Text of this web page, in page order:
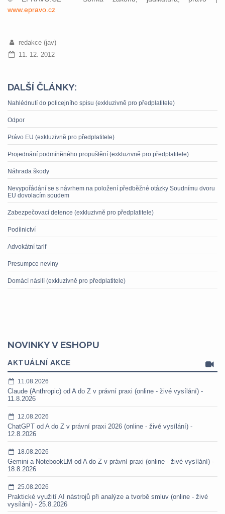
www.epravo.cz
redakce (jav)
11. 12. 2012
DALŠÍ ČLÁNKY:
Nahlédnutí do policejního spisu (exkluzivně pro předplatitele)
Odpor
Právo EU (exkluzivně pro předplatitele)
Projednání podmíněného propuštění (exkluzivně pro předplatitele)
Náhrada škody
Nevypořádání se s návrhem na položení předběžné otázky Soudnímu dvoru
EU dovolacím soudem
Zabezpečovací detence (exkluzivně pro předplatitele)
Podílnictví
Advokátní tarif
Presumpce neviny
Domácí násilí (exkluzivně pro předplatitele)
NOVINKY V ESHOPU
AKTUÁLNÍ AKCE
11.08.2026
Claude (Anthropic) od A do Z v právní praxi (online - živé vysílání) -
11.8.2026
12.08.2026
ChatGPT od A do Z v právní praxi 2026 (online - živé vysílání) -
12.8.2026
18.08.2026
Gemini a NotebookLM od A do Z v právní praxi (online - živé vysílání) -
18.8.2026
25.08.2026
Praktické využití AI nástrojů při analýze a tvorbě smluv (online - živé
vysílání) - 25.8.2026